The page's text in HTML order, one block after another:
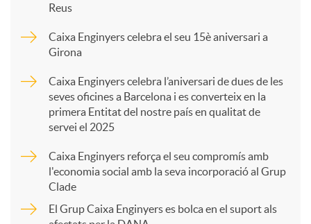
t
Reus
Caixa Enginyers celebra el seu 15è aniversari a
Girona
Caixa Enginyers celebra l’aniversari de dues de les
seves oficines a Barcelona i es converteix en la
primera Entitat del nostre país en qualitat de
servei el 2025
Caixa Enginyers reforça el seu compromís amb
l'economia social amb la seva incorporació al Grup
Clade
El Grup Caixa Enginyers es bolca en el suport als